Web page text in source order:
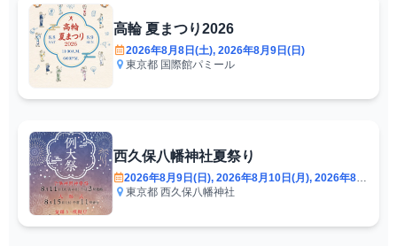
高輪 夏まつり2026
2026年8月8日(土), 2026年8月9日(日)
東京都 国際館パミール
西久保八幡神社夏祭り
2026年8月9日(日), 2026年8月10日(月), 2026年8月11日(火)
東京都 西久保八幡神社